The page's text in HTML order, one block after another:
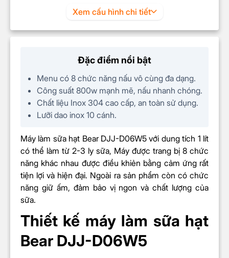
152 x 280 x 290 mm
Máy làm sữa hạt Bear DJJ-D06W5
Nắp đậy
Cốc đong
Bàn chải
Sách hướng dẫn sử dụng
Xem cấu hình chi tiết
Đặc điểm nổi bật
Menu có 8 chức năng nấu vô cùng đa dạng.
Công suất 800w mạnh mẽ, nấu nhanh chóng.
Chất liệu Inox 304 cao cấp, an toàn sử dụng.
Lưỡi dao inox 10 cánh.
Máy làm sữa hạt Bear DJJ-D06W5 với dung tích 1 lít
có thể làm từ 2-3 ly sữa, Máy được trang bị 8 chức
năng khác nhau được điều khiẻn bằng cảm ứng rất
tiện lợi và hiện đại. Ngoài ra sản phẩm còn có chức
năng giữ ấm, đảm bảo vị ngon và chất lượng của
sữa.
Thiết kế máy làm sữa hạt
Bear DJJ-D06W5